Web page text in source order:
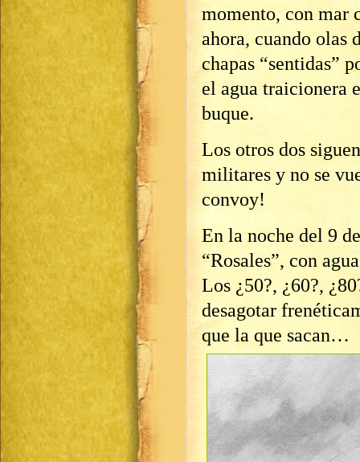
momento, con mar
ahora, cuando olas
chapas “sentidas”
el agua traicionera
buque.
Los otros dos
militares y no se
convoy!
En la noche del 9
“Rosales”, con
Los ¿50?, ¿60?,
desagotar
que la que sacan…